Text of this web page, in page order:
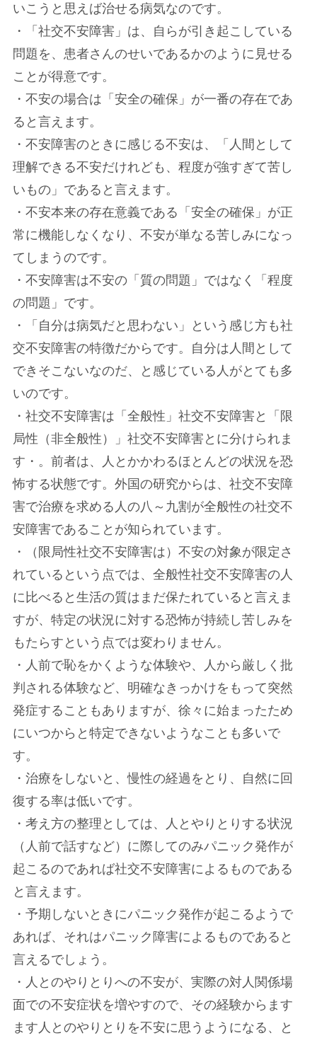
いこうと思えば治せる病気なのです。
・「社交不安障害」は、自らが引き起こしている
問題を、患者さんのせいであるかのように見せる
ことが得意です。
・不安の場合は「安全の確保」が一番の存在であ
ると言えます。
・不安障害のときに感じる不安は、「人間として
理解できる不安だけれども、程度が強すぎて苦し
いもの」であると言えます。
・不安本来の存在意義である「安全の確保」が正
常に機能しなくなり、不安が単なる苦しみになっ
てしまうのです。
・不安障害は不安の「質の問題」ではなく「程度
の問題」です。
・「自分は病気だと思わない」という感じ方も社
交不安障害の特徴だからです。自分は人間として
できそこないなのだ、と感じている人がとても多
いのです。
・社交不安障害は「全般性」社交不安障害と「限
局性（非全般性）」社交不安障害とに分けられま
す・。前者は、人とかかわるほとんどの状況を恐
怖する状態です。外国の研究からは、社交不安障
害で治療を求める人の八～九割が全般性の社交不
安障害であることが知られています。
・（限局性社交不安障害は）不安の対象が限定さ
れているという点では、全般性社交不安障害の人
に比べると生活の質はまだ保たれていると言えま
すが、特定の状況に対する恐怖が持続し苦しみを
もたらすという点では変わりません。
・人前で恥をかくような体験や、人から厳しく批
判される体験など、明確なきっかけをもって突然
発症することもありますが、徐々に始まったため
にいつからと特定できないようなことも多いで
す。
・治療をしないと、慢性の経過をとり、自然に回
復する率は低いです。
・考え方の整理としては、人とやりとりする状況
（人前で話すなど）に際してのみパニック発作が
起こるのであれば社交不安障害によるものである
と言えます。
・予期しないときにパニック発作が起こるようで
あれば、それはパニック障害によるものであると
言えるでしょう。
・人とのやりとりへの不安が、実際の対人関係場
面での不安症状を増やすので、その経験からます
ます人とのやりとりを不安に思うようになる、と